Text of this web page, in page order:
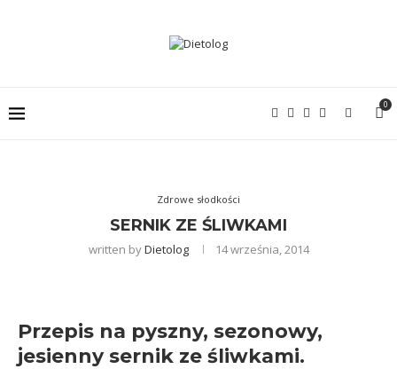
0
Zdrowe słodkości
SERNIK ZE ŚLIWKAMI
written byDietolog 14 września, 2014
Przepis na pyszny, sezonowy,
jesienny sernik ze śliwkami.